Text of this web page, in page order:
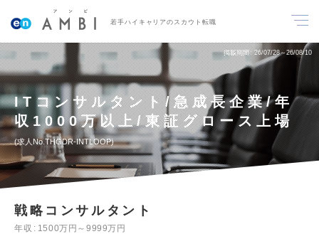
若手ハイキャリアのスカウト転職
掲載期間 26/07/28～26/08/10
ITコンサルタント/急成長企業/年
収1000万以上/東証グロース上場
求人No.THGDR-INTLOOP
戦略コンサルタント
年収
1500万円～9999万円